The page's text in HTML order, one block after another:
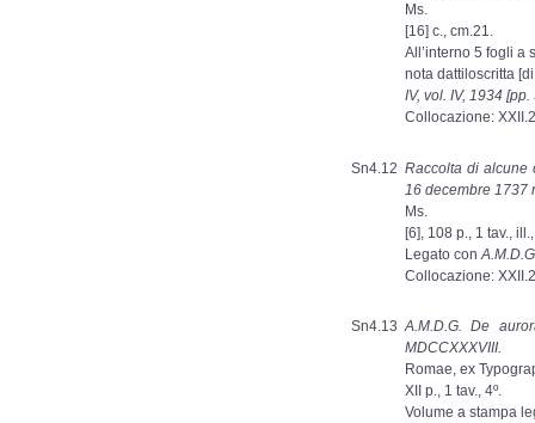
Ms.
[16] c., cm.21.
All’interno 5 fogli a
nota dattiloscritta
IV, vol. IV, 1934 [pp.
Collocazione:
Sn4.12 Raccolta di alcune
16 decembre 1737
Ms.
[6], 108 p., 1 tav., ill.,
Legato con
Collocazione:
Sn4.13 A.M.D.G. De
MDCCXXXVIII.
Romae, ex
XII p., 1 tav., 4º.
Volume a stampa